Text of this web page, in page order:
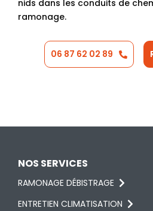
nids dans les conduits de
ramonage.
06 87 62 02 89
NOS SERVICES
RAMONAGE DÉBISTRAGE
ENTRETIEN CLIMATISATION